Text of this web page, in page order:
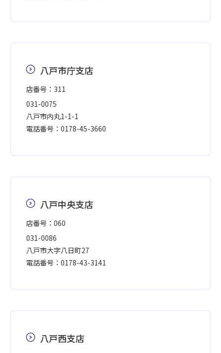
八戸市庁支店
店番号：311
031-0075
八戸市内丸1-1-1
電話番号：0178-45-3660
八戸中央支店
店番号：060
031-0086
八戸市大字八日町27
電話番号：0178-43-3141
八戸西支店